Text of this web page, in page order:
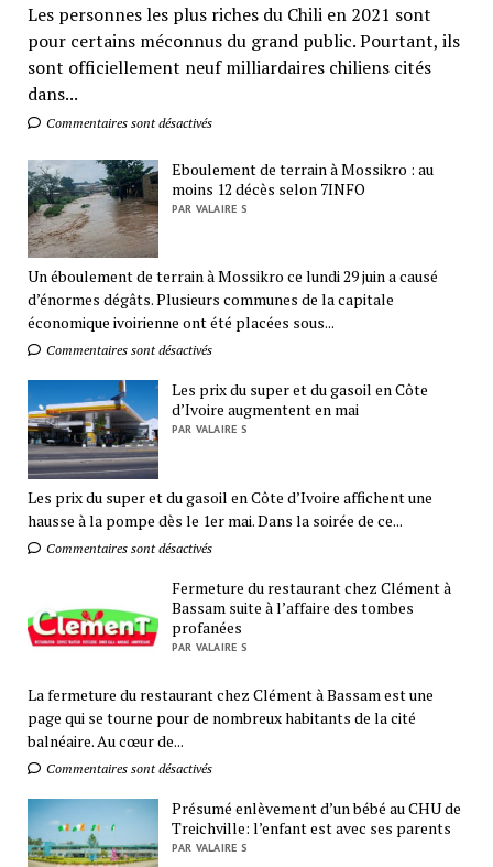
Les personnes les plus riches du Chili en 2021 sont
pour certains méconnus du grand public. Pourtant, ils
sont officiellement neuf milliardaires chiliens cités
dans...
Commentaires sont désactivés
Eboulement de terrain à Mossikro : au
moins 12 décès selon 7INFO
PAR VALAIRE S
Un éboulement de terrain à Mossikro ce lundi 29 juin a causé
d’énormes dégâts. Plusieurs communes de la capitale
économique ivoirienne ont été placées sous...
Commentaires sont désactivés
Les prix du super et du gasoil en Côte
d’Ivoire augmentent en mai
PAR VALAIRE S
Les prix du super et du gasoil en Côte d’Ivoire affichent une
hausse à la pompe dès le 1er mai. Dans la soirée de ce...
Commentaires sont désactivés
Fermeture du restaurant chez Clément à
Bassam suite à l’affaire des tombes
profanées
PAR VALAIRE S
La fermeture du restaurant chez Clément à Bassam est une
page qui se tourne pour de nombreux habitants de la cité
balnéaire. Au cœur de...
Commentaires sont désactivés
Présumé enlèvement d’un bébé au CHU de
Treichville: l’enfant est avec ses parents
PAR VALAIRE S